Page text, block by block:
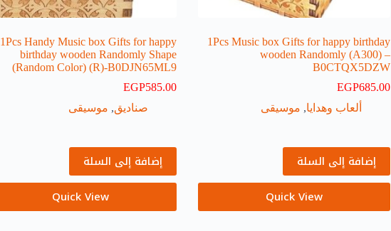
1Pcs Music box Gifts for happy birthday
wooden Randomly (A300) –
B0CTQX5DZW
EGP685.00
ألعاب وهدايا, موسيقى
إضافة إلى السلة
Quick View
1Pcs Handy Music box Gifts for happy
birthday wooden Randomly Shape
(Random Color) (R)-B0DJN65ML9
EGP585.00
صناديق, موسيقى
إضافة إلى السلة
Quick View